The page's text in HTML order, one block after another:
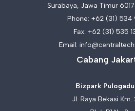
Surabaya, Jawa Timur
Phone: +62 (31) 534
Fax: +62 (31) 535
Email:
Cabang
Bizpark
Jl. Raya Bekasi Km.